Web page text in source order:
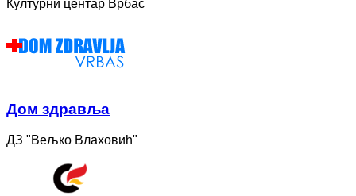
Културни центар Врбас
Дом здравља
ДЗ "Вељко Влаховић"